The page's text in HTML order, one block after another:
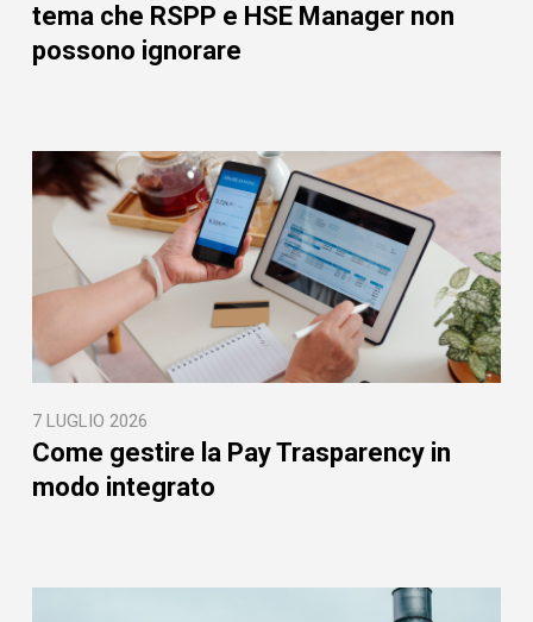
tema che RSPP e HSE Manager non
possono ignorare
7 LUGLIO 2026
Come gestire la Pay Trasparency in
modo integrato